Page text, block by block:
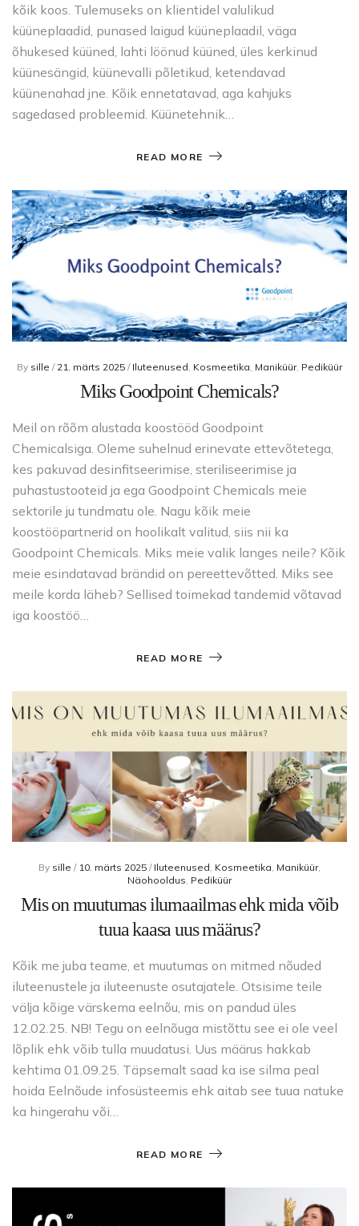
kõik koos. Tulemuseks on klientidel valulikud
küüneplaadid, punased laigud küüneplaadil, väga
õhukesed küüned, lahti löönud küüned, üles kerkinud
küünesängid, küünevalli põletikud, ketendavad
küünenahad jne. Kõik ennetatavad, aga kahjuks
sagedased probleemid. Küünetehnik…
READ MORE
By sille / 21. märts 2025 / Iluteenused Kosmeetika Maniküür, Pediküür
Miks Goodpoint Chemicals?
Meil on rõõm alustada koostööd Goodpoint
Chemicalsiga. Oleme suhelnud erinevate ettevõtetega,
kes pakuvad desinfitseerimise, steriliseerimise ja
puhastustooteid ja ega Goodpoint Chemicals meie
sektorile ju tundmatu ole. Nagu kõik meie
koostööpartnerid on hoolikalt valitud, siis nii ka
Goodpoint Chemicals. Miks meie valik langes neile? Kõik
meie esindatavad brändid on pereettevõtted. Miks see
meile korda läheb? Sellised toimekad tandemid võtavad
iga koostöö…
READ MORE
By sille / 10. märts 2025 / Iluteenused Kosmeetika Maniküür,
Näohooldus Pediküür
Mis on muutumas ilumaailmas ehk mida võib
tuua kaasa uus määrus?
Kõik me juba teame, et muutumas on mitmed nõuded
iluteenustele ja iluteenuste osutajatele. Otsisime teile
välja kõige värskema eelnõu, mis on pandud üles
12.02.25. NB! Tegu on eelnõuga mistõttu see ei ole veel
lõplik ehk võib tulla muudatusi. Uus määrus hakkab
kehtima 01.09.25. Täpsemalt saad ka ise silma peal
hoida Eelnõude infosüsteemis ehk aitab see tuua natuke
ka hingerahu või…
READ MORE